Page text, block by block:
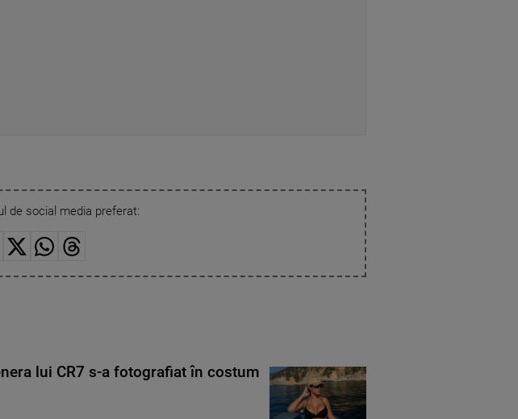
de social media preferat:
lui CR7 s-a fotografiat în costum